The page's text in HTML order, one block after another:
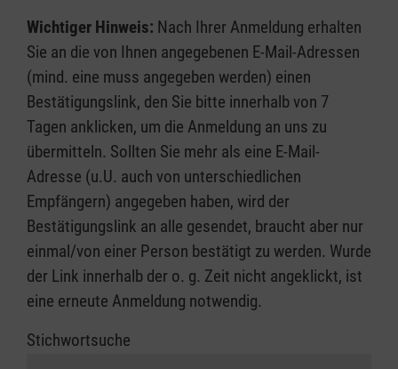
Wichtiger Hinweis: Nach Ihrer Anmeldung erhalten
Sie an die von Ihnen angegebenen E-Mail-Adressen
(mind. eine muss angegeben werden) einen
Bestätigungslink, den Sie bitte innerhalb von 7
Tagen anklicken, um die Anmeldung an uns zu
übermitteln. Sollten Sie mehr als eine E-Mail-
Adresse (u.U. auch von unterschiedlichen
Empfängern) angegeben haben, wird der
Bestätigungslink an alle gesendet, braucht aber nur
einmal/von einer Person bestätigt zu werden. Wurde
der Link innerhalb der o. g. Zeit nicht angeklickt, ist
eine erneute Anmeldung notwendig.
Stichwortsuche